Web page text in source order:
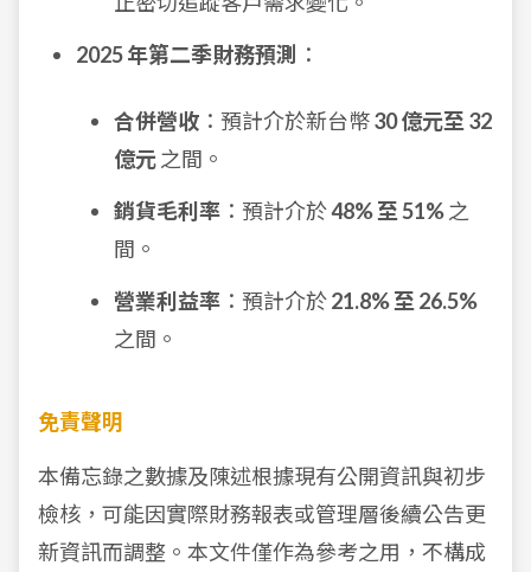
2025 年第二季財務預測 ：
合併營收 ：預計介於新台幣30 億元至 32
億元之間。
銷貨毛利率 ：預計介於48% 至 51%之
間。
營業利益率 ：預計介於21.8% 至 26.5%
之間。
免責聲明
本備忘錄之數據及陳述根據現有公開資訊與初步
檢核，可能因實際財務報表或管理層後續公告更
新資訊而調整。本文件僅作為參考之用，不構成